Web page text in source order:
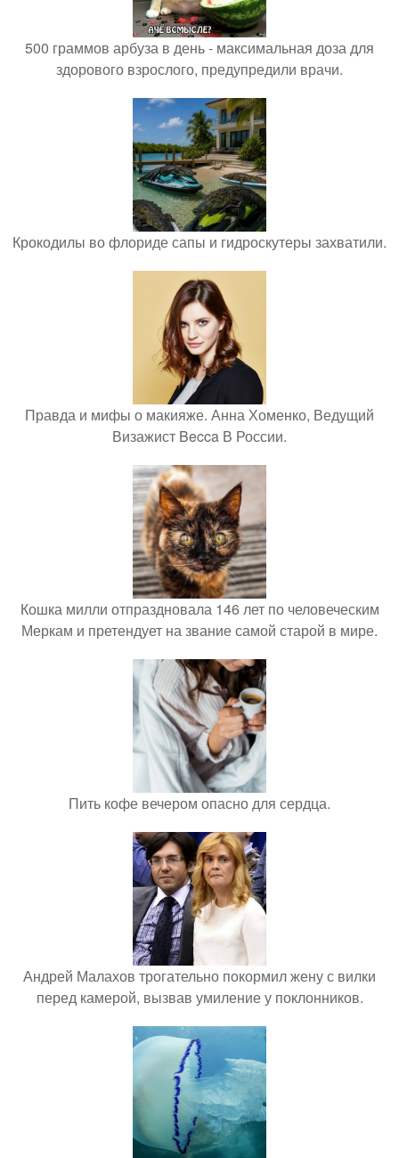
500 граммов арбуза в день - максимальная доза для
здорового взрослого, предупредили врачи.
Крокодилы во флориде сапы и гидроскутеры захватили.
Правда и мифы о макияже. Анна Хоменко, Ведущий
Визажист Becca В России.
Кошка милли отпраздновала 146 лет по человеческим
Меркам и претендует на звание самой старой в мире.
Пить кофе вечером опасно для сердца.
Андрей Малахов трогательно покормил жену с вилки
перед камерой, вызвав умиление у поклонников.